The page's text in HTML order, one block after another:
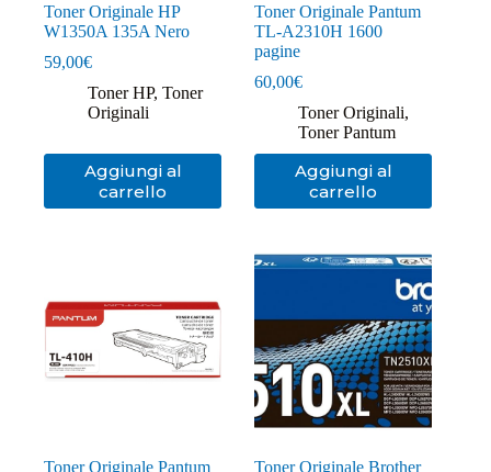
Toner Originale HP
W1350A 135A Nero
59,00€
Toner HP, Toner
Originali
Aggiungi al
carrello
Toner Originale Pantum
TL-A2310H 1600
pagine
60,00€
Toner Originali,
Toner Pantum
Aggiungi al
carrello
Toner Originale Pantum
Toner Originale Brother